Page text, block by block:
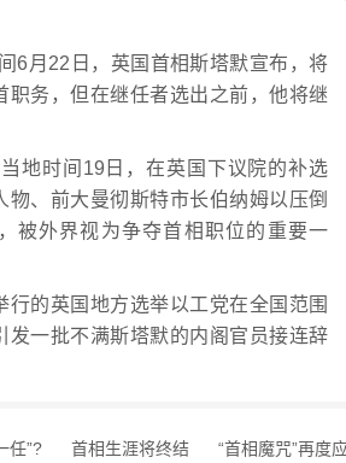
6月22日，英国首相斯塔默宣布，将
职务，但在继任者选出之前，他将继
当地时间19日，在英国下议院的补选
物、前大曼彻斯特市长伯纳姆以压倒
被外界视为争夺首相职位的重要一
行的英国地方选举以工党在全国范围
发一批不满斯塔默的内阁官员接连辞
任”? 首相生涯将终结 “首相魔咒”再度